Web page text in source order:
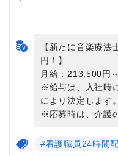
【新たに音楽療
円！】
月給：213,500円
※給与は、入社時
により決定します。
※応募時は、介護
#看護職員24時間